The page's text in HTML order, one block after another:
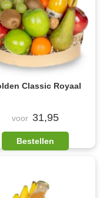
Classic Royaal
voor 31,95
Bestellen